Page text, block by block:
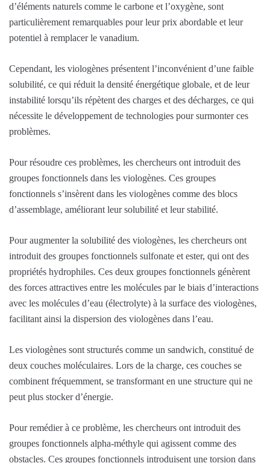
d’éléments naturels comme le carbone et l’oxygène, sont
particulièrement remarquables pour leur prix abordable et leur
potentiel à remplacer le vanadium.
Cependant, les viologènes présentent l’inconvénient d’une faible
solubilité, ce qui réduit la densité énergétique globale, et de leur
instabilité lorsqu’ils répètent des charges et des décharges, ce qui
nécessite le développement de technologies pour surmonter ces
problèmes.
Pour résoudre ces problèmes, les chercheurs ont introduit des
groupes fonctionnels dans les viologènes. Ces groupes
fonctionnels s’insèrent dans les viologènes comme des blocs
d’assemblage, améliorant leur solubilité et leur stabilité.
Pour augmenter la solubilité des viologènes, les chercheurs ont
introduit des groupes fonctionnels sulfonate et ester, qui ont des
propriétés hydrophiles. Ces deux groupes fonctionnels génèrent
des forces attractives entre les molécules par le biais d’interactions
avec les molécules d’eau (électrolyte) à la surface des viologènes,
facilitant ainsi la dispersion des viologènes dans l’eau.
Les viologènes sont structurés comme un sandwich, constitué de
deux couches moléculaires. Lors de la charge, ces couches se
combinent fréquemment, se transformant en une structure qui ne
peut plus stocker d’énergie.
Pour remédier à ce problème, les chercheurs ont introduit des
groupes fonctionnels alpha-méthyle qui agissent comme des
obstacles. Ces groupes fonctionnels introduisent une torsion dans